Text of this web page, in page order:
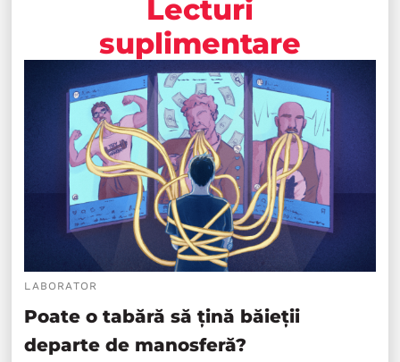
Lecturi
suplimentare
LABORATOR
Poate o tabără să țină băieții
departe de manosferă?